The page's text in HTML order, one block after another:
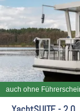
auch ohne